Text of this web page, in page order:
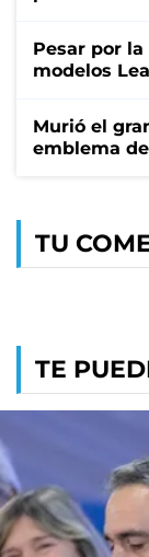
Pesar por
modelos
Murió el
emblema
TU
TE